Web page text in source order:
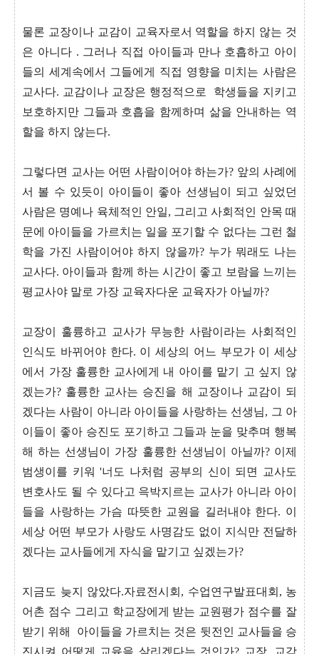
물론 교장이나 교감이 교육자로서 역할을 하지 않는 것
은 아니다 . 그러나 직접 아이들과 만나 호흡하고 아이
들의 세계속에서 그들에게 직접 영향을 미치는 사람은
교사다. 교감이나 교장은 행정적으로 학생들을 지키고
보호하지만 그들과 호흡을 함께하며 삶을 안내하는 역
할을 하지 않는다.
그렇다면 교사는 어떤 사람이어야 하는가? 앞의 사례에
서 볼 수 있듯이 아이들이 좋아 선생님이 되고 싶었던
사람은 명예나 육체적인 안일, 그리고 사회적인 안목 때
문에 아이들을 가르치는 일을 포기할 수 없다는 그런 철
학을 가진 사람이어야 하지 않을까? 누가 뭐래도 나는
교사다. 아이들과 함께 하는 시간이 좋고 보람을 느끼는
평교사야 말로 가장 교육자다운 교육자가 아닐까?
교장이 훌륭하고 교사가 무능한 사람이라는 사회적인
인식도 바뀌어야 한다. 이 세상의 어느 부모가 이 세상
에서 가장 훌륭한 교사에게 내 아이를 맡기 고 싶지 않
겠는가? 훌륭한 교사는 승진을 해 교장이나 교감이 되
겠다는 사람이 아니라 아이들을 사랑하는 선생님, 그 아
이들이 좋아 승진도 포기하고 그들과 눈을 맞추며 행복
해 하는 선생님이 가장 훌륭한 선생님이 아닐까? 이제
범생이를 키워 '너도 나처럼 공부의 신이 되면 교사도
변호사도 될 수 있다고 윽박지르는 교사가 아니라 아이
들을 사랑하는 가슴 따뜻한 교원을 길러내야 한다. 이
세상 어떤 부모가 사랑도 사명감도 없이 지식만 전달하
겠다는 교사들에게 자식을 맡기고 싶겠는가?
지금도 늦지 않았다.자료전시회, 수업연구발표대회, 농
어촌 점수 그리고 학교장에게 받는 교원평가 점수를 잘
받기 위해
아이들을 가르치는 것은 뒷전인 교사들을 승